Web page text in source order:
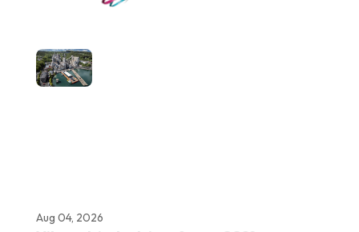
Aug 04, 2026